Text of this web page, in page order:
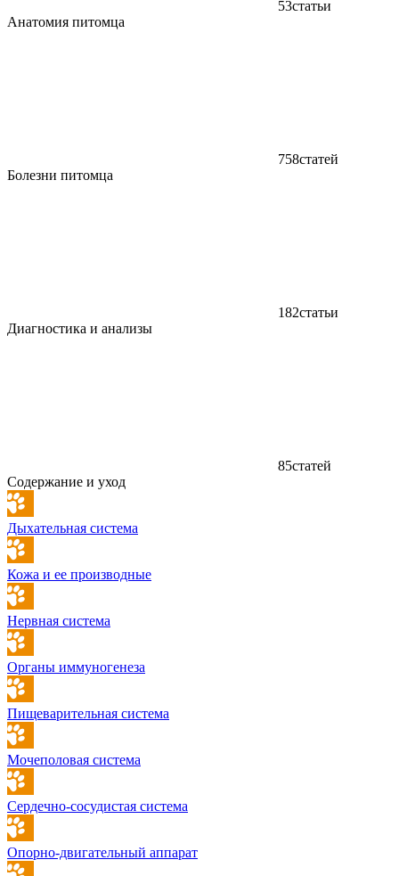
53статьи
Анатомия питомца
758статей
Болезни питомца
182статьи
Диагностика и анализы
85статей
Содержание и уход
Дыхательная система
Кожа и ее производные
Нервная система
Органы иммуногенеза
Пищеварительная система
Мочеполовая система
Сердечно-сосудистая система
Опорно-двигательный аппарат